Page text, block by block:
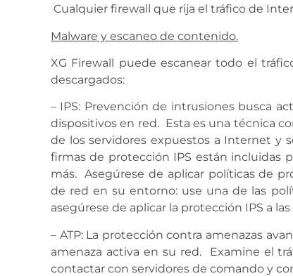
Cualquier firewall que rija el tráfico de
Malware y escaneo de contenido.
XG Firewall puede escanear todo el
descargados:
– IPS: Prevención de intrusiones busca
dispositivos en red. Esta es una técnica
de los servidores expuestos a Internet y
firmas de protección IPS están incluidas
más. Asegúrese de aplicar políticas de
de red en su entorno: use una de las
asegúrese de aplicar la protección IPS a
– ATP: La protección contra amenazas
amenaza activa en su red. Examine el
contactar con servidores de comando y